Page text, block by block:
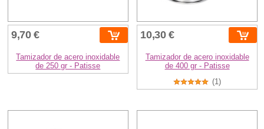
9,70 €
Tamizador de acero inoxidable
de 250 gr - Patisse
10,30 €
Tamizador de acero inoxidable
de 400 gr - Patisse
(1)